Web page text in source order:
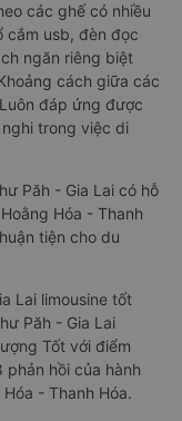
các ghế có nhiều
cắm usb, đèn đọc
ngăn riêng biệt
cách giữa các
đáp ứng được
trong việc di
Păh - Gia Lai có hỗ
Hóa - Thanh
tiện cho du
Lai limousine tốt
Păh - Gia Lai
Tốt với điểm
hồi của hành
- Thanh Hóa.